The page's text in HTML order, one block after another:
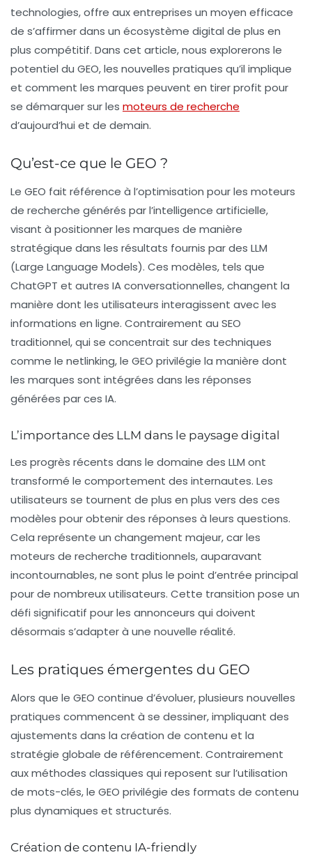
technologies, offre aux entreprises un moyen efficace
de s’affirmer dans un écosystème digital de plus en
plus compétitif. Dans cet article, nous explorerons le
potentiel du GEO, les nouvelles pratiques qu’il implique
et comment les marques peuvent en tirer profit pour
se démarquer sur les moteurs de recherche
d’aujourd’hui et de demain.
Qu’est-ce que le GEO ?
Le GEO fait référence à l’optimisation pour les moteurs
de recherche générés par l’intelligence artificielle,
visant à positionner les marques de manière
stratégique dans les résultats fournis par des LLM
(Large Language Models). Ces modèles, tels que
ChatGPT et autres IA conversationnelles, changent la
manière dont les utilisateurs interagissent avec les
informations en ligne. Contrairement au SEO
traditionnel, qui se concentrait sur des techniques
comme le netlinking, le GEO privilégie la manière dont
les marques sont intégrées dans les réponses
générées par ces IA.
L’importance des LLM dans le paysage digital
Les progrès récents dans le domaine des LLM ont
transformé le comportement des internautes. Les
utilisateurs se tournent de plus en plus vers des ces
modèles pour obtenir des réponses à leurs questions.
Cela représente un changement majeur, car les
moteurs de recherche traditionnels, auparavant
incontournables, ne sont plus le point d’entrée principal
pour de nombreux utilisateurs. Cette transition pose un
défi significatif pour les annonceurs qui doivent
désormais s’adapter à une nouvelle réalité.
Les pratiques émergentes du GEO
Alors que le GEO continue d’évoluer, plusieurs nouvelles
pratiques commencent à se dessiner, impliquant des
ajustements dans la création de contenu et la
stratégie globale de référencement. Contrairement
aux méthodes classiques qui reposent sur l’utilisation
de mots-clés, le GEO privilégie des formats de contenu
plus dynamiques et structurés.
Création de contenu IA-friendly